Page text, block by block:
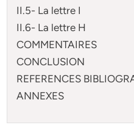
II.5- La lettre I
II.6- La lettre H
COMMENTAIRES
CONCLUSION
REFERENCES
ANNEXES